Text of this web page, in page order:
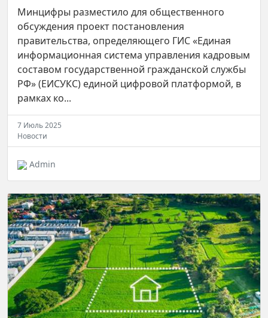
Минцифры разместило для общественного
обсуждения проект постановления
правительства, определяющего ГИС «Единая
информационная система управления кадровым
составом государственной гражданской службы
РФ» (ЕИСУКС) единой цифровой платформой, в
рамках ко...
7 Июль 2025
Новости
Admin